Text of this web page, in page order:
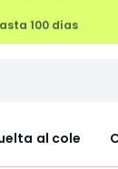
al cole